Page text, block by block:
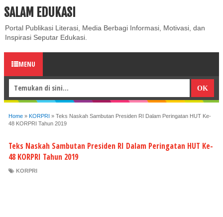
ABOUT CONTACT US
SALAM EDUKASI
Portal Publikasi Literasi, Media Berbagi Informasi, Motivasi, dan
Inspirasi Seputar Edukasi.
MENU
Home » KORPRI » Teks Naskah Sambutan Presiden RI Dalam Peringatan HUT Ke-
48 KORPRI Tahun 2019
Teks Naskah Sambutan Presiden RI Dalam Peringatan HUT Ke-
48 KORPRI Tahun 2019
KORPRI